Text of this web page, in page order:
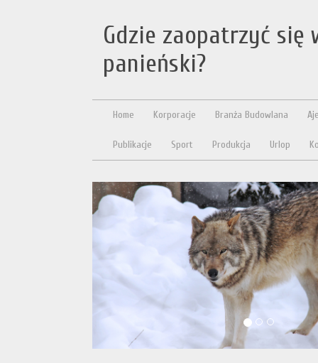
Gdzie zaopatrzyć się
panieński?
Home Korporacje Branża Budowlana
Publikacje Sport Produkcja Urlop